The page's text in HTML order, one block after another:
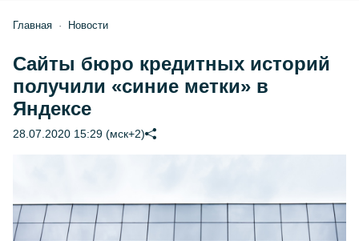
Главная Новости
Сайты бюро кредитных историй
получили «синие метки» в
Яндексе
28.07.2020 15:29 (мск+2)